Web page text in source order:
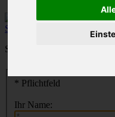
Sie haben eine Frage zu
* Pflichtfeld
Ihr Name: